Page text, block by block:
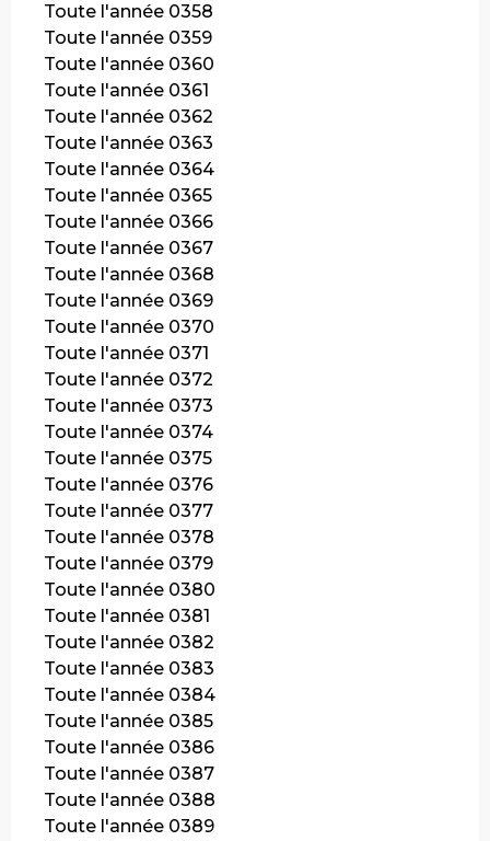
Toute l'année 0358
Toute l'année 0359
Toute l'année 0360
Toute l'année 0361
Toute l'année 0362
Toute l'année 0363
Toute l'année 0364
Toute l'année 0365
Toute l'année 0366
Toute l'année 0367
Toute l'année 0368
Toute l'année 0369
Toute l'année 0370
Toute l'année 0371
Toute l'année 0372
Toute l'année 0373
Toute l'année 0374
Toute l'année 0375
Toute l'année 0376
Toute l'année 0377
Toute l'année 0378
Toute l'année 0379
Toute l'année 0380
Toute l'année 0381
Toute l'année 0382
Toute l'année 0383
Toute l'année 0384
Toute l'année 0385
Toute l'année 0386
Toute l'année 0387
Toute l'année 0388
Toute l'année 0389